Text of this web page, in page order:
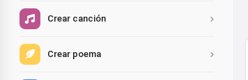
Crear canción
Crear poema